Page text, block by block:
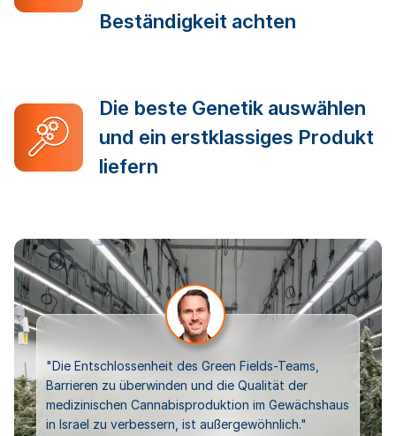
Beständigkeit achten
Die beste Genetik auswählen
und ein erstklassiges Produkt
liefern
"Die Entschlossenheit des Green Fields-Teams,
Barrieren zu überwinden und die Qualität der
medizinischen Cannabisproduktion im Gewächshaus
in Israel zu verbessern, ist außergewöhnlich."